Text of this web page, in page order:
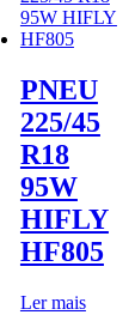
PNEU
225/45
R18
95W
HIFLY
HF805
Ler mais